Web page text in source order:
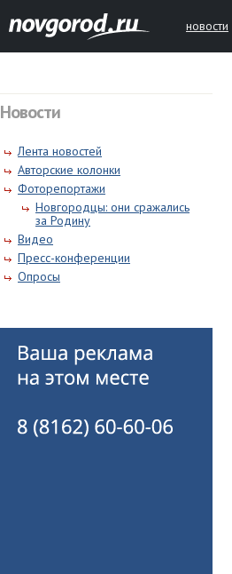
новости
Новости
Лента новостей
Авторские колонки
Фоторепортажи
Новгородцы: они сражались
за Родину
Видео
Пресс-конференции
Опросы